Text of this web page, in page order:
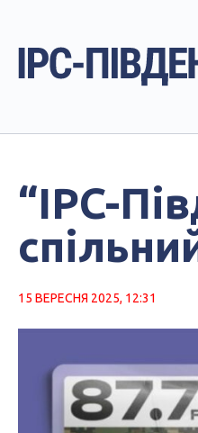
“IPC-
15 ВЕРЕСНЯ 2025, 12:31